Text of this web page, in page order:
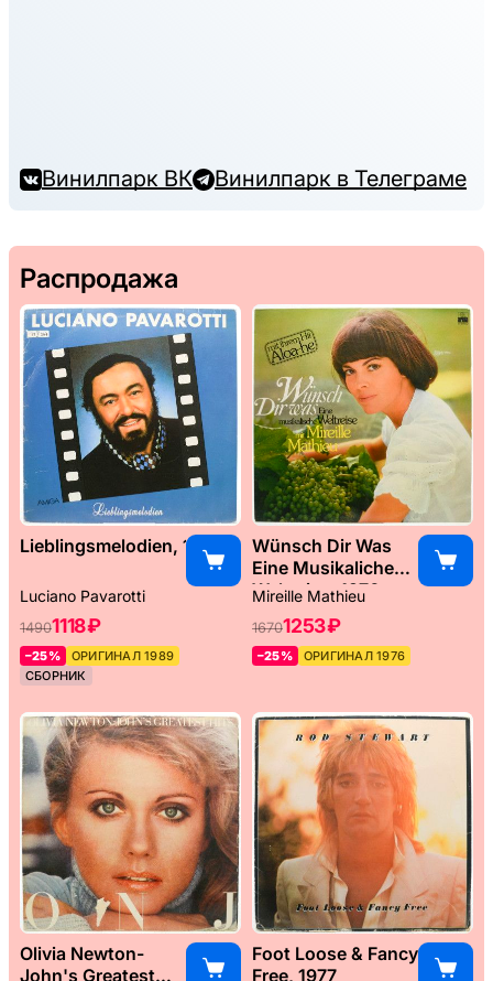
Винилпарк ВК Винилпарк в Телеграме
Распродажа
Lieblingsmelodien, 1989
Luciano Pavarotti
14901118 ₽
–25%
ОРИГИНАЛ 1989
СБОРНИК
Wünsch Dir Was
Eine Musikaliche
Weltreise, 1976
Mireille Mathieu
16701253 ₽
–25% ОРИГИНАЛ 1976
Olivia Newton-
John's Greatest
Foot Loose & Fancy
Free, 1977